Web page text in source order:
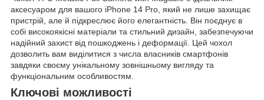
аксесуаром для вашого iPhone 14 Pro, який не лише захищає
пристрій, але й підкреслює його елегантність. Він поєднує в
собі високоякісні матеріали та стильний дизайн, забезпечуючи
надійний захист від пошкоджень і деформації. Цей чохол
дозволить вам виділитися з числа власників смартфонів
завдяки своєму унікальному зовнішньому вигляду та
функціональним особливостям.
Ключові можливості